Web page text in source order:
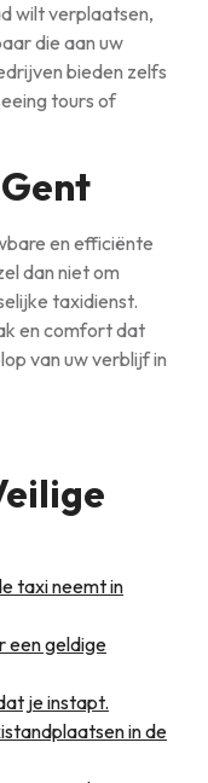
wilt verplaatsen,
die aan uw
bieden zelfs
tours of
en efficiënte
dan niet om
taxidienst.
en comfort dat
van uw verblijf in
taxi neemt in
een geldige
je instapt.
in de